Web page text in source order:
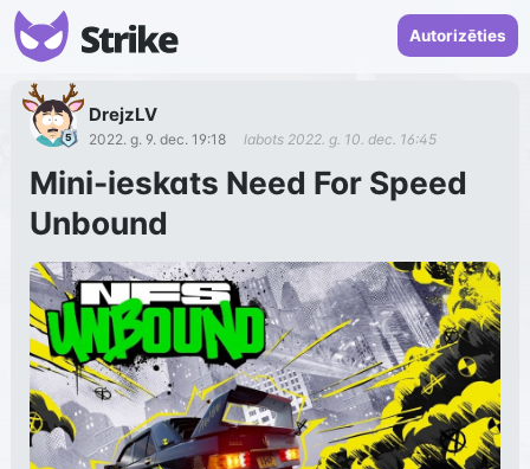
Autorizēties
DrejzLV
2022. g. 9. dec. 19:18 labots 2022. g. 10. dec. 16:45
Mini-ieskats Need For Speed
Unbound